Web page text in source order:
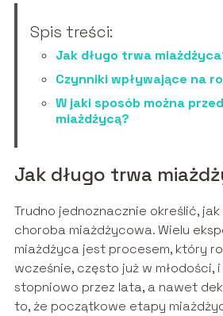
Spis treści:
Jak długo trwa
Czynniki wpływające na
W jaki sposób można
miażdżycą?
Jak długo trwa
Trudno jednoznacznie określić,
choroba miażdżycowa. Wielu
miażdżyca jest procesem, który
wcześnie, często już w młodości,
stopniowo przez lata, a nawet
to, że początkowe etapy